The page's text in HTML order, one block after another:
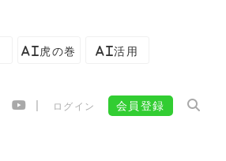
AI虎の巻 AI活用
ログイン 会員登録